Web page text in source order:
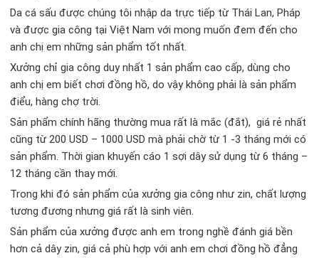
Da cá sấu được chúng tôi nhập da trực tiếp từ Thái Lan, Pháp
và được gia công tại Việt Nam với mong muốn đem đến cho
anh chị em những sản phẩm tốt nhất.
Xưởng chỉ gia công duy nhất 1 sản phẩm cao cấp, dùng cho
anh chị em biết chơi đồng hồ, do vậy không phải là sản phẩm
điểu, hàng chợ trời.
Sản phẩm chính hãng thường mua rất là mắc (đắt), giá rẻ nhất
cũng từ 200 USD – 1000 USD mà phải chờ từ 1 -3 tháng mới có
sản phẩm. Thời gian khuyến cáo 1 sợi dây sử dụng từ 6 tháng –
12 tháng cần thay mới.
Trong khi đó sản phẩm của xưởng gia công như zin, chất lượng
tương đương nhưng giá rất là sinh viên.
Sản phẩm của xưởng được anh em trong nghề đánh giá bền
hơn cả dây zin, giá cả phù hợp với anh em chơi đồng hồ đẳng